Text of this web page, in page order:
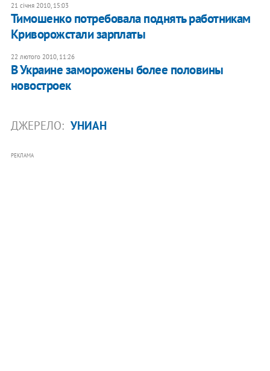
21 січня 2010, 15:03
Тимошенко потребовала поднять работникам
Криворожстали зарплаты
22 лютого 2010, 11:26
В Украине заморожены более половины
новостроек
ДЖЕРЕЛО: УНИАН
РЕКЛАМА